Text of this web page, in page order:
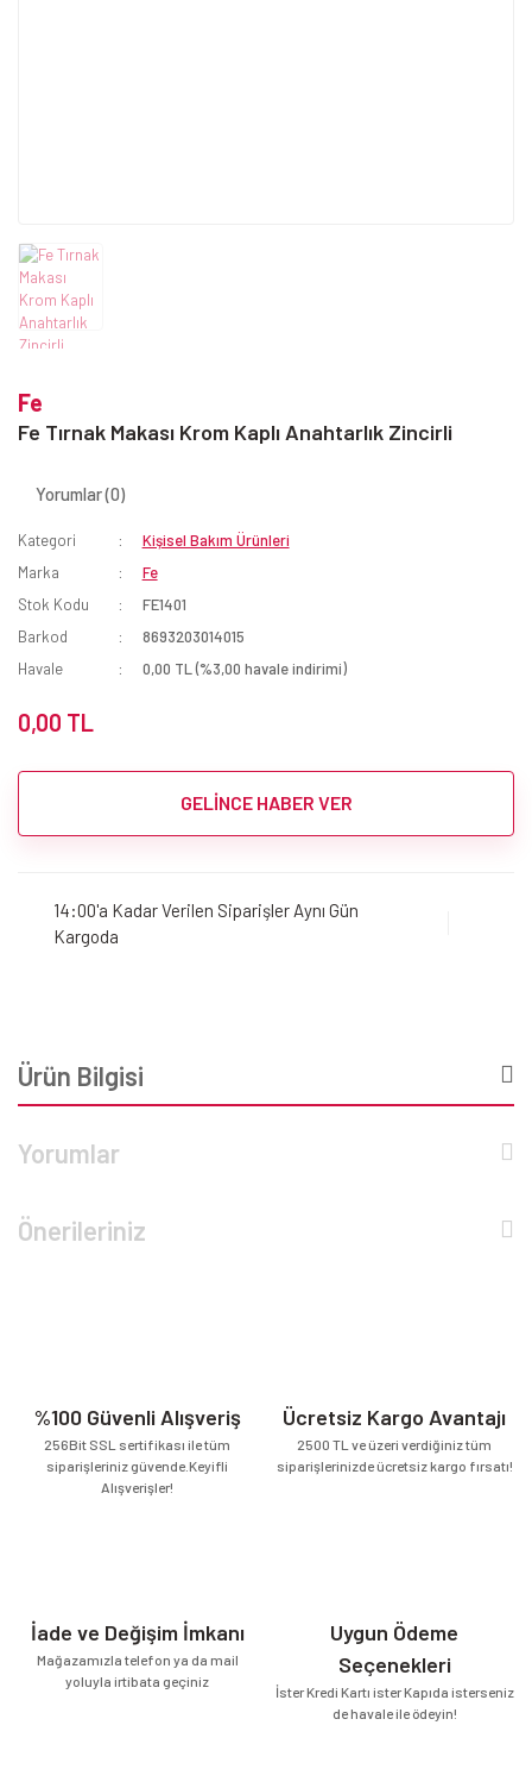
Fe
Fe Tırnak Makası Krom Kaplı Anahtarlık Zincirli
Yorumlar (0)
Kategori
Kişisel Bakım Ürünleri
Marka
Fe
Stok Kodu
FE1401
Barkod
8693203014015
Havale
0,00 TL (%3,00 havale indirimi)
0,00 TL
GELİNCE HABER VER
14:00'a Kadar Verilen Siparişler Aynı Gün
Kargoda
Ürün Bilgisi
Yorumlar
Önerileriniz
%100 Güvenli Alışveriş
256Bit SSL sertifikası ile tüm
siparişleriniz güvende.Keyifli
Alışverişler!
Ücretsiz Kargo Avantajı
2500 TL ve üzeri verdiğiniz tüm
siparişlerinizde ücretsiz kargo fırsatı!
İade ve Değişim İmkanı
Mağazamızla telefon ya da mail
yoluyla irtibata geçiniz
Uygun Ödeme
Seçenekleri
İster Kredi Kartı ister Kapıda isterseniz
de havale ile ödeyin!